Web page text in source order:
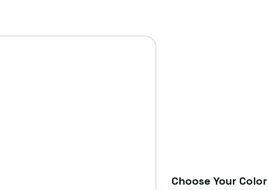
Choose Your Color